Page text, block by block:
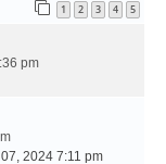
1 2 3 4 5
pm
2024 7:11 pm